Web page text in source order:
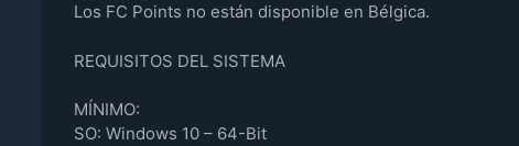
Los FC Points no están disponible en Bélgica.
REQUISITOS DEL SISTEMA
MÍNIMO:
SO: Windows 10 – 64-Bit